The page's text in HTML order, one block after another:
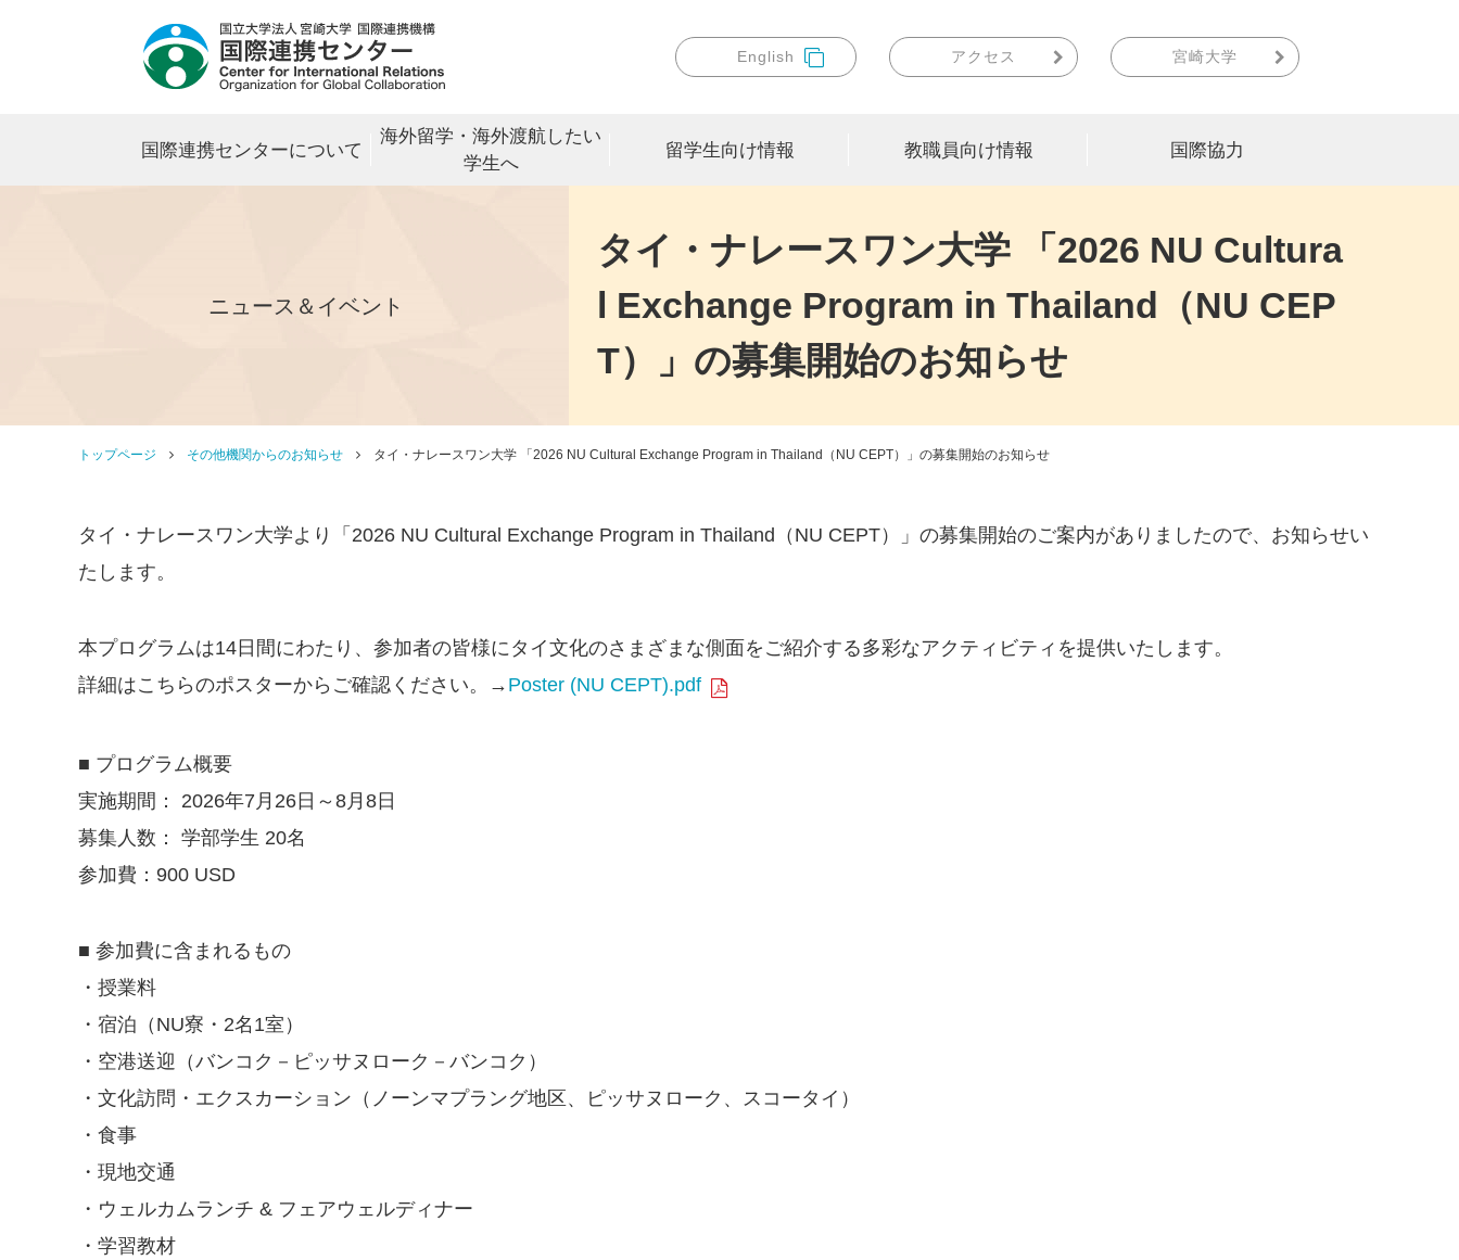
English アクセス 宮崎大学
国際連携センターについて
海外留学・海外渡航したい
学生へ
留学生向け情報 教職員向け情報 国際協力
ニュース＆イベント
タイ・ナレースワン大学 「2026 NU Cultura
l Exchange Program in Thailand（NU CEP
T）」の募集開始のお知らせ
トップページ その他機関からのお知らせ タイ・ナレースワン大学 「2026 NU Cultural Exchange Program in Thailand（NU CEPT）」の募集開始のお知らせ
タイ・ナレースワン大学より「 2026 NU Cultural Exchange Program in Thailand （ NU CEPT）」の募集開始のご案内がありましたので、お知らせい
たします。
本プログラムは14 日間にわたり、参加者の皆様にタイ文化のさまざまな側面をご紹介する多彩なアクティビティを提供いたします。
詳細はこちらのポスターからご確認ください。→ Poster (NU CEPT).pdf
■ プログラム概要
実施期間：
2026年7 月 26日～ 8 月 8日
募集人数：
学部学生 20名
参加費： 900 USD
■ 参加費に含まれるもの
・授業料
・宿泊（ NU寮・ 2名 1室）
・空港送迎（バンコク－ピッサヌローク－バンコク）
・文化訪問・エクスカーション（ノーンマプラング地区、ピッサヌローク、スコータイ）
・食事
・現地交通
・ウェルカムランチ & フェアウェルディナー
・学習教材